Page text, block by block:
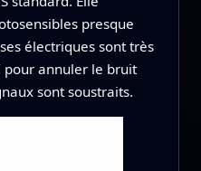
presque
électriques sont très
pour annuler le bruit
sont soustraits.